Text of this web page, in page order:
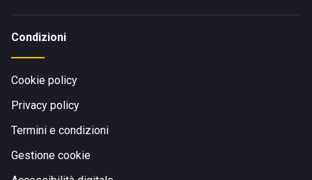
Condizioni
Cookie policy
Privacy policy
Termini e condizioni
Gestione cookie